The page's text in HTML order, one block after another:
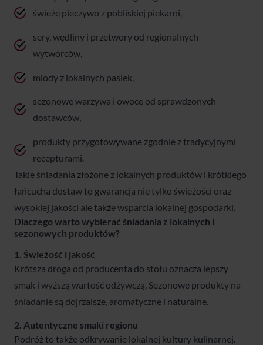
świeże pieczywo z pobliskiej piekarni,
sery, wędliny i przetwory od regionalnych
wytwórców,
miody z lokalnych pasiek,
sezonowe warzywa i owoce od sprawdzonych
dostawców,
produkty przygotowywane zgodnie z tradycyjnymi
recepturami.
Takie śniadania złożone z lokalnych produktów i krótkiego
łańcucha dostaw to gwarancja nie tylko świeżości oraz
wysokiej jakości ale także wsparcia lokalnej gospodarki.
Dlaczego warto wybierać śniadania z lokalnych i
sezonowych produktów?
1. Świeżość i jakość
Krótsza droga od producenta do stołu oznacza lepszy
smak i wyższą wartość odżywczą. Sezonowe produkty na
śniadanie są dojrzalsze, aromatyczne i naturalne.
2. Autentyczne smaki regionu
Podróż to także odkrywanie lokalnej kultury kulinarnej.